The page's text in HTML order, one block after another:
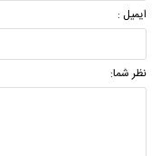
ایمیل :
نظر شما: